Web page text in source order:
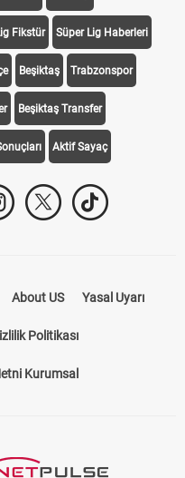
At Yarışı
Fikstür Süper Lig Haberleri
Beşiktaş Trabzonspor
Beşiktaş Transfer
Aktif Sayaç